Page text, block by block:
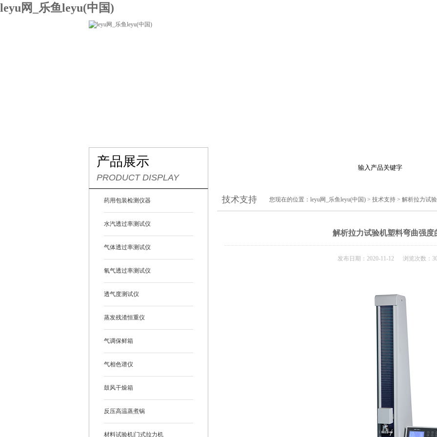
leyu网_乐鱼leyu(中国)
产品展示
PRODUCT DISPLAY
药用包装检测仪器
水汽透过率测试仪
气体透过率测试仪
氧气透过率测试仪
透气度测试仪
蒸发残渣恒重仪
气调保鲜箱
气相色谱仪
鼓风干燥箱
反压高温蒸煮锅
材料试验机|门式拉力机
技术支持 您现在的位置： leyu网_乐鱼leyu(中国) > 技术支持 > 解析拉力试
解析拉力试验机塑料弯曲强度
发布日期：2020-11-12 浏览次数：